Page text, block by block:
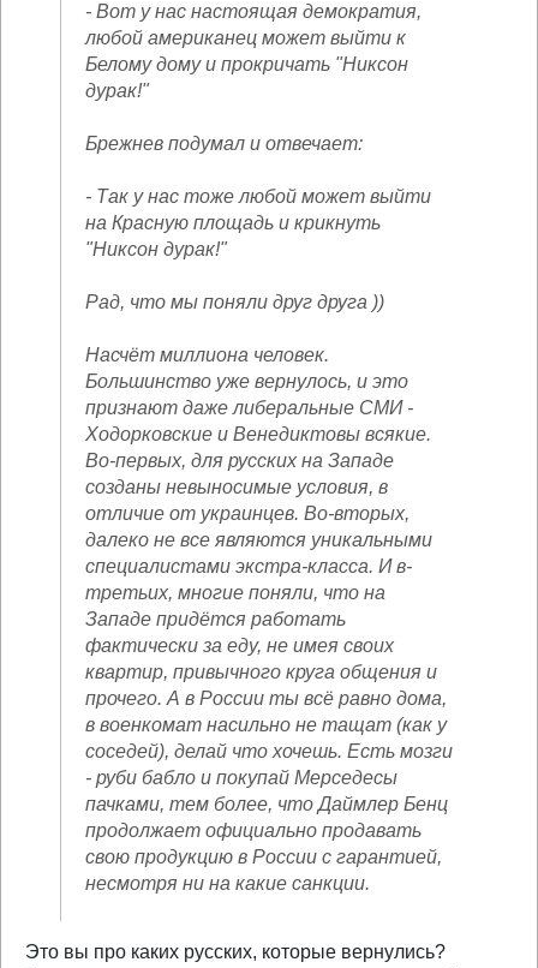
- Вот у нас настоящая демократия,
любой американец может выйти к
Белому дому и прокричать "Никсон
дурак!"
Брежнев подумал и отвечает:
- Так у нас тоже любой может выйти
на Красную площадь и крикнуть
"Никсон дурак!"
Рад, что мы поняли друг друга ))
Насчёт миллиона человек.
Большинство уже вернулось, и это
признают даже либеральные СМИ -
Ходорковские и Венедиктовы всякие.
Во-первых, для русских на Западе
созданы невыносимые условия, в
отличие от украинцев. Во-вторых,
далеко не все являются уникальными
специалистами экстра-класса. И в-
третьих, многие поняли, что на
Западе придётся работать
фактически за еду, не имея своих
квартир, привычного круга общения и
прочего. А в России ты всё равно дома,
в военкомат насильно не тащат (как у
соседей), делай что хочешь. Есть мозги
- руби бабло и покупай Мерседесы
пачками, тем более, что Даймлер Бенц
продолжает официально продавать
свою продукцию в России с гарантией,
несмотря ни на какие санкции.
Это вы про каких русских, которые вернулись?